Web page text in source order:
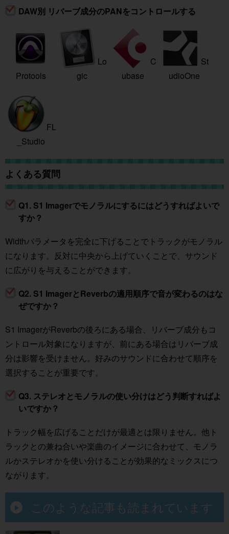
DAW別 リバーブ成分のPANをコントロールする
Protools
Lo
gic
C
ubase
St
udioOne
FL
_Studio
よくある質問
Q1. S1 Imagerでモノラルにするにはどうすればよいで
すか？
Widthパラメータを完全に下げることでトラックがモノラル
になります。反対に中央から上げていくことで、サウンド
に広がりを与えることができます。
Q2. S1 ImagerとReverbの適用順序で音が変わるのはな
ぜですか？
S1 ImagerがReverbの後ろにある場合、リバーブ成分もコ
ントロール対象になりますが、前にある場合はリバーブ成
分は影響を受けません。好みのサウンドに合わせて順序を
選択することが重要です。
Q3. ステレオとモノラルの使い分けはどう判断すればよ
いですか？
トラック幅を広げることだけが最適とは限りません。他ト
ラックとの兼ね合いや楽曲のイメージに合わせて、モノラ
ルかステレオかを使い分けることが効果的なミックスにつ
ながります。
このような記事も読まれています